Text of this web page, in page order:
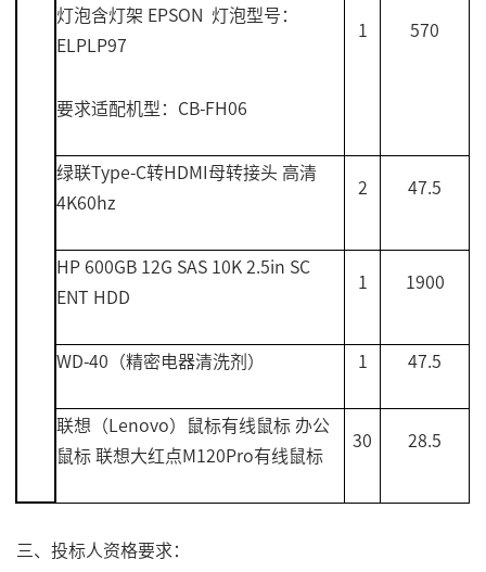
灯泡含灯架 EPSON 灯泡型号：
ELPLP97
要求适配机型： CB-FH06
1 570
绿联Type-C转HDMI母转接头 高清
4K60hz
2 47.5
HP 600GB 12G SAS 10K 2.5in SC
ENT HDD
1 1900
WD-40 （精密电器清洗剂） 1 47.5
联想（Lenovo）鼠标有线鼠标 办公
鼠标 联想大红点M120Pro有线鼠标
30 28.5
三、投标人资格要求：